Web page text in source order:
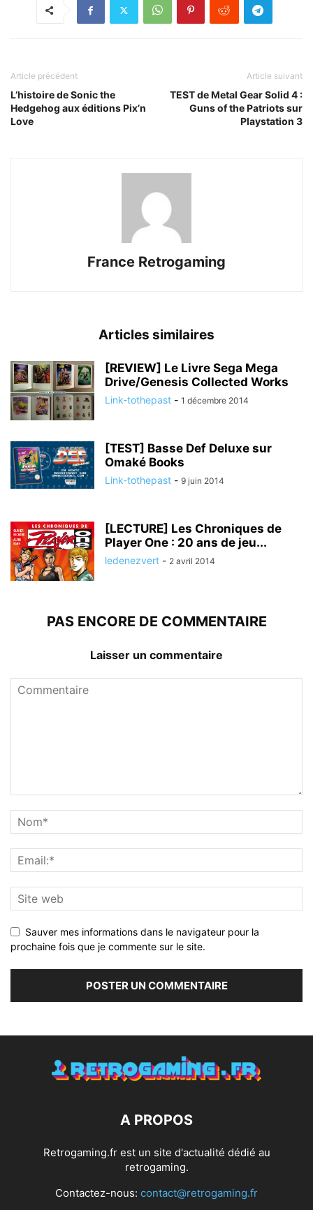
Article précédent
L’histoire de Sonic the
Hedgehog aux éditions Pix’n
Love
Article suivant
TEST de Metal Gear Solid 4 :
Guns of the Patriots sur
Playstation 3
France Retrogaming
Articles similaires
[REVIEW] Le Livre Sega Mega
Drive/Genesis Collected Works
Link-tothepast - 1 décembre 2014
[TEST] Basse Def Deluxe sur
Omaké Books
Link-tothepast - 9 juin 2014
[LECTURE] Les Chroniques de
Player One : 20 ans de jeu...
ledenezvert - 2 avril 2014
PAS ENCORE DE COMMENTAIRE
Laisser un commentaire
Sauver mes informations dans le navigateur pour la
prochaine fois que je commente sur le site.
A PROPOS
Retrogaming.fr est un site d'actualité dédié au
retrogaming.
Contactez-nous: contact@retrogaming.fr